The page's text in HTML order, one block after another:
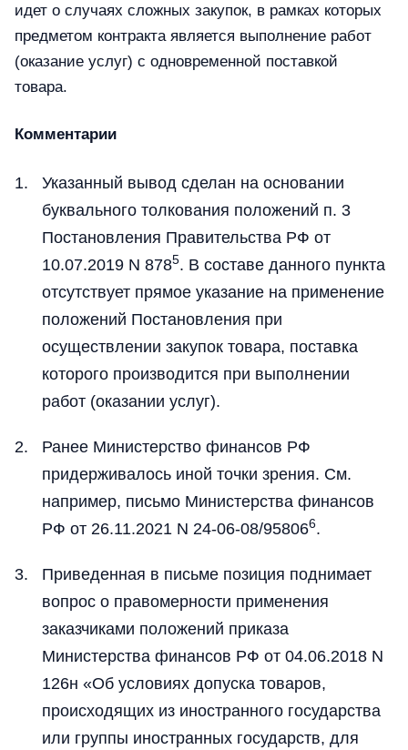
идет о случаях сложных закупок, в рамках которых
предметом контракта является выполнение работ
(оказание услуг) с одновременной поставкой
товара.
Комментарии
Указанный вывод сделан на основании
буквального толкования положений п. 3
Постановления Правительства РФ от
10.07.2019 N 8785. В составе данного пункта
отсутствует прямое указание на применение
положений Постановления при
осуществлении закупок товара, поставка
которого производится при выполнении
работ (оказании услуг).
Ранее Министерство финансов РФ
придерживалось иной точки зрения. См.
например, письмо Министерства финансов
РФ от 26.11.2021 N 24-06-08/958066.
Приведенная в письме позиция поднимает
вопрос о правомерности применения
заказчиками положений приказа
Министерства финансов РФ от 04.06.2018 N
126н «Об условиях допуска товаров,
происходящих из иностранного государства
или группы иностранных государств, для